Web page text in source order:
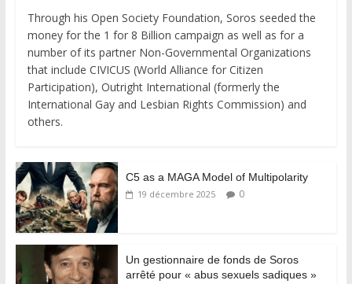
Through his Open Society Foundation, Soros seeded the
money for the 1 for 8 Billion campaign as well as for a
number of its partner Non-Governmental Organizations
that include CIVICUS (World Alliance for Citizen
Participation), Outright International (formerly the
International Gay and Lesbian Rights Commission) and
others.
C5 as a MAGA Model of Multipolarity
19 décembre 2025 0
Un gestionnaire de fonds de Soros
arrêté pour « abus sexuels sadiques »